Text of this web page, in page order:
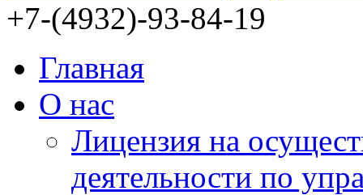
+7-(4932)-93-84-19
Главная
О нас
Лицензия на
деятельности по